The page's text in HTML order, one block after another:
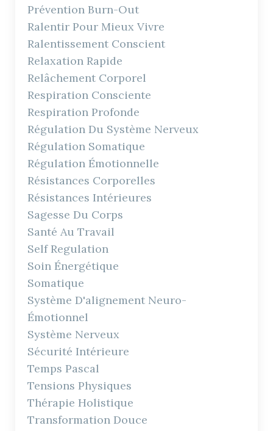
Prévention Burn-Out
Ralentir Pour Mieux Vivre
Ralentissement Conscient
Relaxation Rapide
Relâchement Corporel
Respiration Consciente
Respiration Profonde
Régulation Du Système Nerveux
Régulation Somatique
Régulation Émotionnelle
Résistances Corporelles
Résistances Intérieures
Sagesse Du Corps
Santé Au Travail
Self Regulation
Soin Énergétique
Somatique
Système D'alignement Neuro-
Émotionnel
Système Nerveux
Sécurité Intérieure
Temps Pascal
Tensions Physiques
Thérapie Holistique
Transformation Douce